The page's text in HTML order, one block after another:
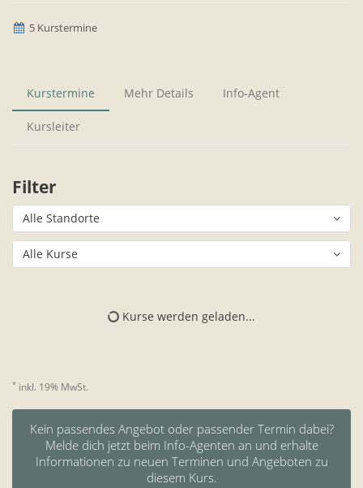
5 Kurstermine
Kurstermine Mehr Details Info-Agent
Kursleiter
Filter
Alle Standorte
Alle Kurse
Kurse werden geladen...
* inkl. 19% MwSt.
Kein passendes Angebot oder passender Termin dabei?
Melde dich jetzt beim Info-Agenten an und erhalte
Informationen zu neuen Terminen und Angeboten zu
diesem Kurs.